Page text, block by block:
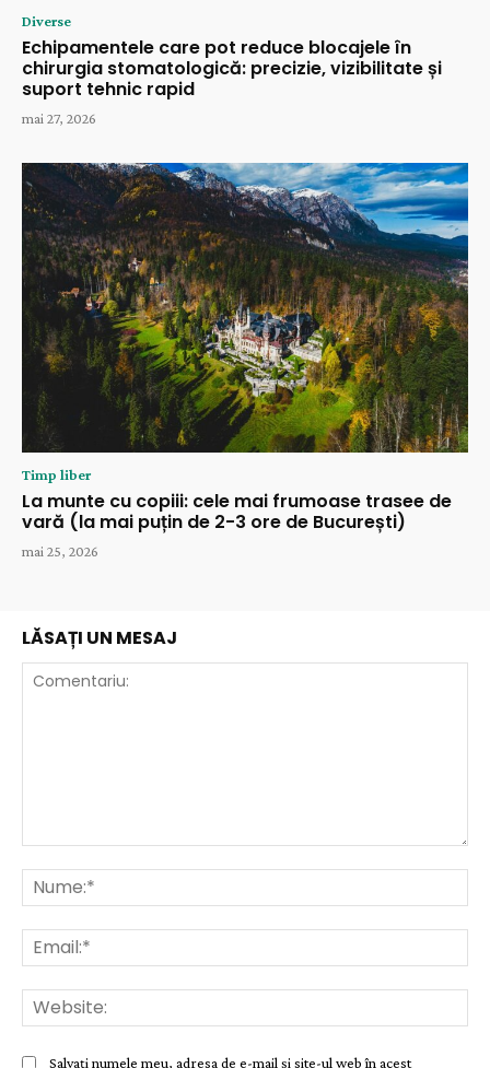
Diverse
Echipamentele care pot reduce blocajele în
chirurgia stomatologică: precizie, vizibilitate și
suport tehnic rapid
mai 27, 2026
Timp liber
La munte cu copiii: cele mai frumoase trasee de
vară (la mai puțin de 2-3 ore de București)
mai 25, 2026
LĂSAȚI UN MESAJ
Salvați numele meu, adresa de e-mail și site-ul web în acest